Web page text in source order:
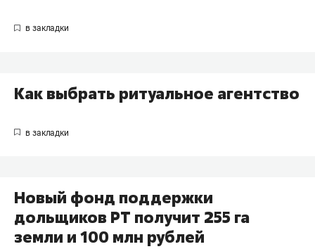
Как выбрать ритуальное агентство
Новый фонд поддержки
дольщиков РТ получит 255 га
земли и 100 млн рублей